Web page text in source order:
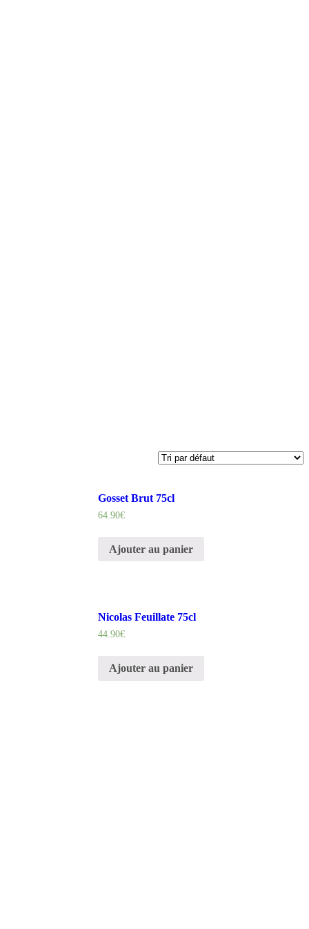
Gosset Brut 75cl
64.90€
Ajouter au panier
Nicolas Feuillate 75cl
44.90€
Ajouter au panier